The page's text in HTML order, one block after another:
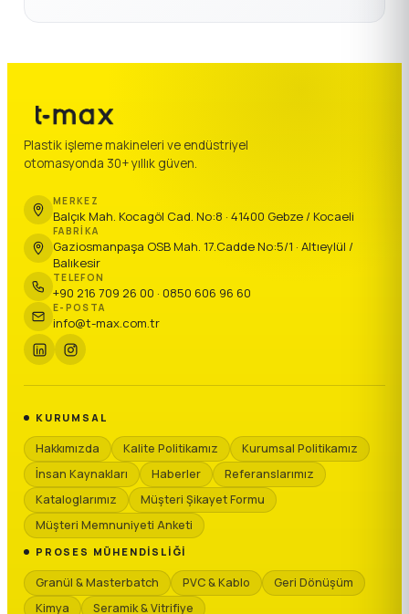
Plastik işleme makineleri ve endüstriyel
otomasyonda 30+ yıllık güven.
MERKEZ
Balçık Mah. Kocagöl Cad. No:8 · 41400 Gebze / Kocaeli
FABRIKA
Gaziosmanpaşa OSB Mah. 17.Cadde No:5/1 · Altıeylül /
Balıkesir
TELEFON
+90 216 709 26 00 · 0850 606 96 60
E-POSTA
info@t-max.com.tr
KURUMSAL
Hakkımızda Kalite Politikamız
Kurumsal Politikamız
İnsan Kaynakları
Haberler
Referanslarımız
Kataloglarımız
Müşteri Şikayet Formu
Müşteri Memnuniyeti Anketi
PROSES MÜHENDISLIĞI
Granül & Masterbatch PVC & Kablo
Geri Dönüşüm
Kimya
Seramik & Vitrifiye